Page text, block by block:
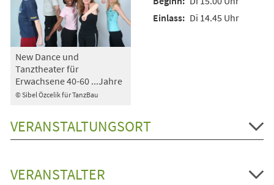
© Sibel Özcelik für TanzBau
New Dance und
Tanztheater für
Erwachsene 40-60 ...Jahre
Di 14.45 Uhr
VERANSTALTUNGSORT
VERANSTALTER